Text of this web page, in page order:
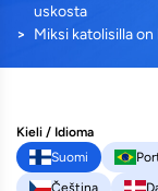
uskosta
Miksi katolisilla
Kieli / Idioma
Suomi
Čeština